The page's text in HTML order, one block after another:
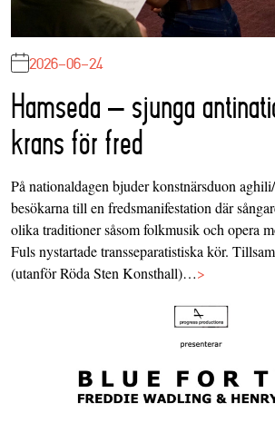
2026-06-24
Hamseda – sjunga
krans för fred
På nationaldagen bjuder konstnärsduon
besökarna till en fredsmanifestation där
olika traditioner såsom folkmusik och opera
Fuls nystartade transseparatistiska kör.
(utanför Röda Sten Konsthall)…>